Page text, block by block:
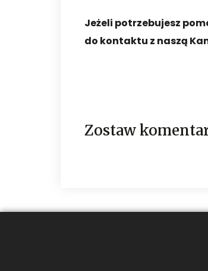
Jeżeli potrzebujesz
do kontaktu z naszą
Zostaw